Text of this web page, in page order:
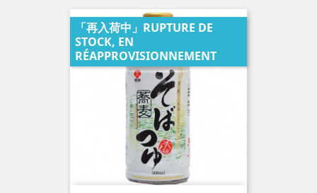
「再入荷中」RUPTURE DE
STOCK, EN
RÉAPPROVISIONNEMENT